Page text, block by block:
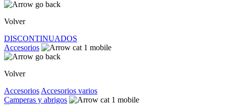
Volver
DISCONTINUADOS
Accesorios
Volver
Accesorios Accesorios varios
Camperas y abrigos